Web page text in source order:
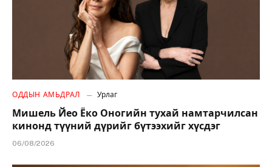
ОДДЫН АМЬДРАЛ Урлаг
Мишель Йео Ёко Оногийн тухай намтарчилсан
кинонд түүний дүрийг бүтээхийг хүсдэг
06/08/2026